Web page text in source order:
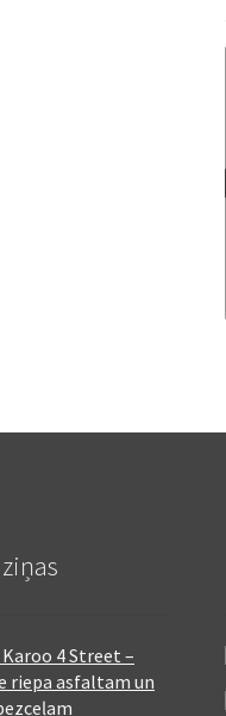
4 Street –
riepa asfaltam un